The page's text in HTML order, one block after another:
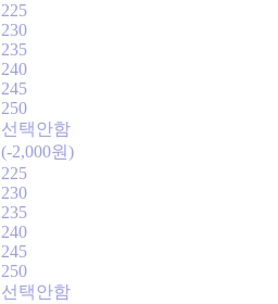
225
230
235
240
245
250
선택안함
(-2,000원)
225
230
235
240
245
250
선택안함